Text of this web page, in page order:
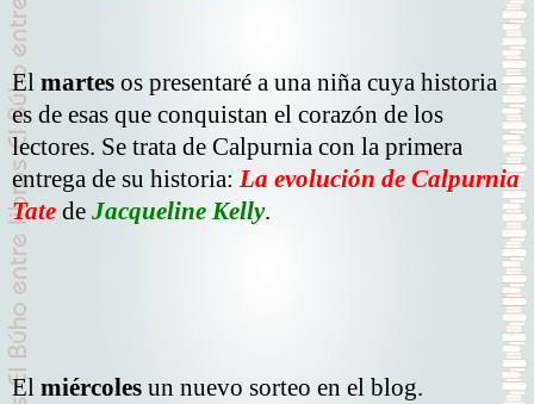
El martes os presentaré a una niña cuya historia
es de esas que conquistan el corazón de los
lectores. Se trata de Calpurnia con la primera
entrega de su historia: La evolución de Calpurnia
Tate de Jacqueline Kelly.
El miércoles un nuevo sorteo en el blog.